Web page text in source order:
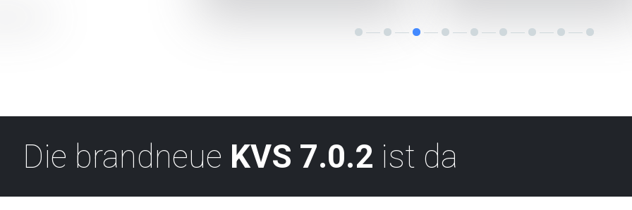
Die brandneue KVS 7.0.2 ist da